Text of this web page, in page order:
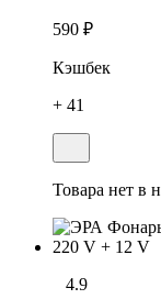
590 ₽
Кэшбек
+ 41
Товара нет в
4.9